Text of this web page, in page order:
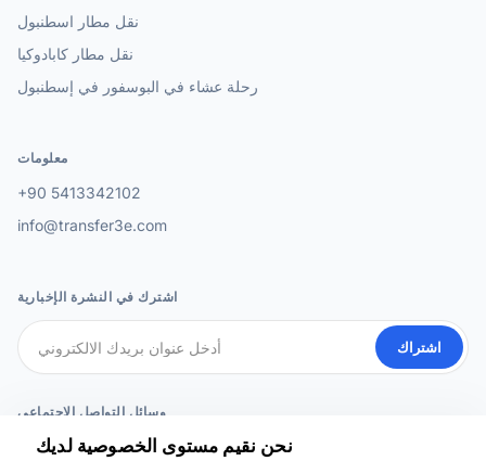
نقل مطار اسطنبول
نقل مطار كابادوكيا
رحلة عشاء في البوسفور في إسطنبول
معلومات
+90 5413342102
info@transfer3e.com
اشترك في النشرة الإخبارية
اشتراك
وسائل التواصل الاجتماعي
نحن نقيم مستوى الخصوصية لديك